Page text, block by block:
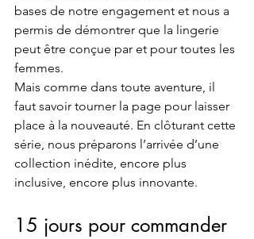
bases de notre engagement et nous a
permis de démontrer que la lingerie
peut être conçue par et pour toutes les
femmes.
Mais comme dans toute aventure, il
faut savoir tourner la page pour laisser
place à la nouveauté. En clôturant cette
série, nous préparons l’arrivée d’une
collection inédite, encore plus
inclusive, encore plus innovante.
15 jours pour commander